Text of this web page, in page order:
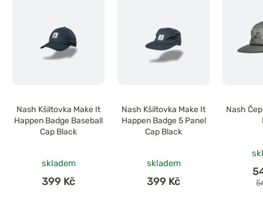
Nash Kšiltovka Make It
Happen Badge Baseball
Cap Black
skladem
399 Kč
Nash Kšiltovka Make It
Happen Badge 5 Panel
Cap Black
skladem
399 Kč
Nash